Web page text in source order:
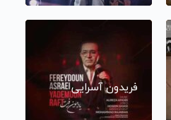
فریدون آسرایی